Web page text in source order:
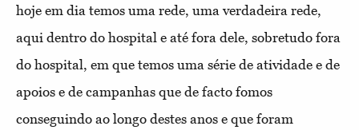
hoje em dia temos uma rede, uma verdadeira rede,
aqui dentro do hospital e até fora dele, sobretudo fora
do hospital, em que temos uma série de atividade e de
apoios e de campanhas que de facto fomos
conseguindo ao longo destes anos e que foram